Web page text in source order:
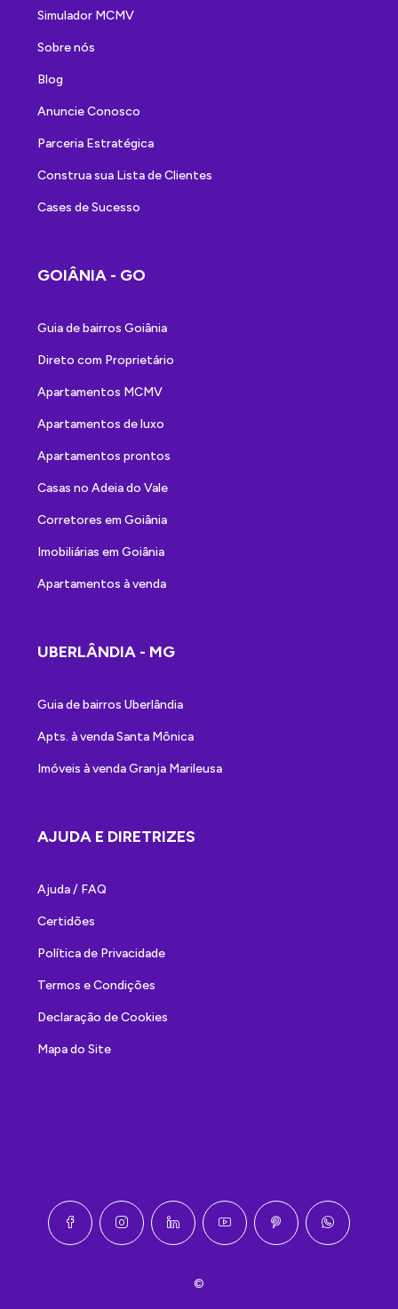
Simulador MCMV
Sobre nós
Blog
Anuncie Conosco
Parceria Estratégica
Construa sua Lista de Clientes
Cases de Sucesso
GOIÂNIA - GO
Guia de bairros Goiânia
Direto com Proprietário
Apartamentos MCMV
Apartamentos de luxo
Apartamentos prontos
Casas no Adeia do Vale
Corretores em Goiânia
Imobiliárias em Goiânia
Apartamentos à venda
UBERLÂNDIA - MG
Guia de bairros Uberlândia
Apts. à venda Santa Mônica
Imóveis à venda Granja Marileusa
AJUDA E DIRETRIZES
Ajuda / FAQ
Certidões
Política de Privacidade
Termos e Condições
Declaração de Cookies
Mapa do Site
©